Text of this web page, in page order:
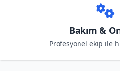
Bakım &
Profesyonel ekip ile